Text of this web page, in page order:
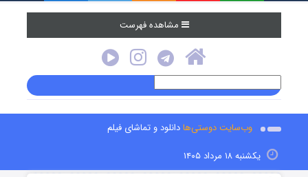
مشاهده فهرست
وب‌سایت دوستی‌هادانلود و تماشای فیلم
یکشنبه ۱۸ مرداد ۱۴۰۵